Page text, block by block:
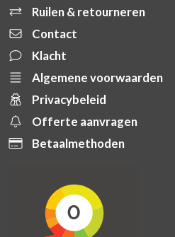
Ruilen & retourneren
Contact
Klacht
Algemene voorwaarden
Privacybeleid
Offerte aanvragen
Betaalmethoden